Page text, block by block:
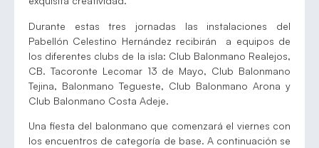
Durante estas tres jornadas las instalaciones del
Pabellón Celestino Hernández recibirán a equipos de
los diferentes clubs de la isla: Club Balonmano Realejos,
CB. Tacoronte Lecomar 13 de Mayo, Club Balonmano
Tejina, Balonmano Tegueste, Club Balonmano Arona y
Club Balonmano Costa Adeje.
Una fiesta del balonmano que comenzará el viernes con
los encuentros de categoría de base. A continuación se